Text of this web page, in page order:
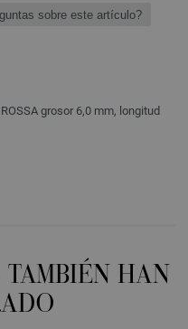
sobre este artículo?
grosor 6,0 mm, longitud
TAMBIÉN HAN